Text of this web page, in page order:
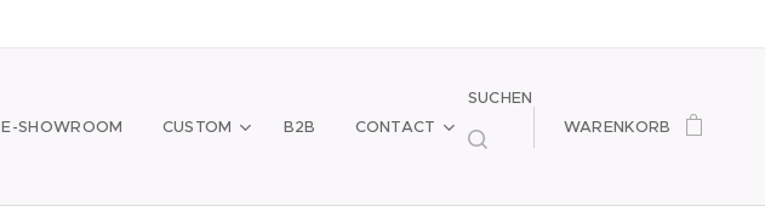
E-SHOWROOM CUSTOM B2B CONTACT
SUCHEN
WARENKORB